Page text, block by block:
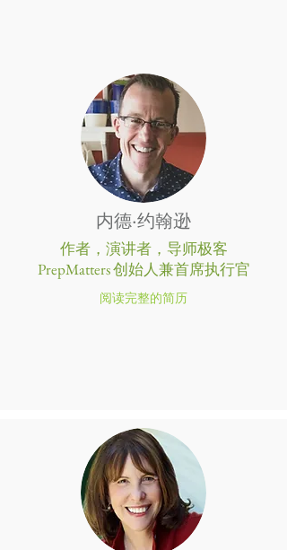
内德·约翰逊
作者，演讲者，导师极客
PrepMatters 创始人兼首席执行官
阅读完整的简历